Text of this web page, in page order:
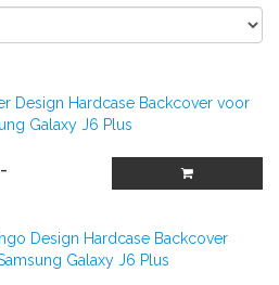
Design Hardcase Backcover voor
Galaxy J6 Plus
Design Hardcase Backcover
Galaxy J6 Plus